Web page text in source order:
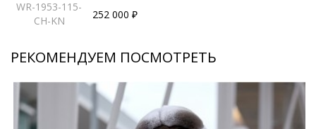
WR-1953-115-
CH-KN
252 000 ₽
РЕКОМЕНДУЕМ ПОСМОТРЕТЬ